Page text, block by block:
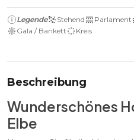
Legende Stehend Parlament
Gala / Bankett
Kreis
Beschreibung
Wunderschönes
Elbe